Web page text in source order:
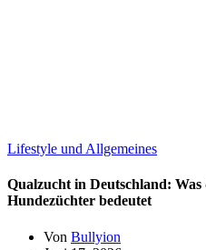
Lifestyle und Allgemeines
Qualzucht in Deutschland:
Hundezüchter bedeutet
Von Bullyion